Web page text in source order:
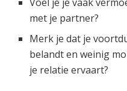
met je partner?
Merk je dat je
belandt en weinig
je relatie ervaart?